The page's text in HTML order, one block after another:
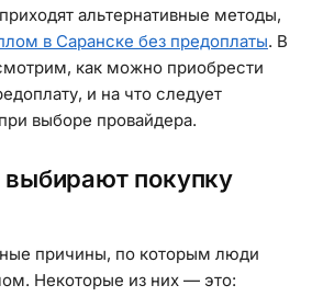
альтернативные методы,
в Саранске без предоплаты. В
как можно приобрести
и на что следует
выборе провайдера.
покупку
причины, по которым люди
Некоторые из них — это: